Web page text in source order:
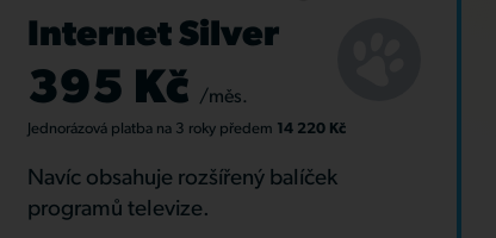
Internet Silver
395 Kč /měs.
Jednorázová platba na 3 roky předem 14 220 Kč
Navíc obsahuje rozšířený balíček
programů televize.